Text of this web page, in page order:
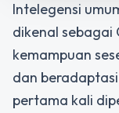
Intelegensi
dikenal sebagai
kemampuan
dan
pertama kali